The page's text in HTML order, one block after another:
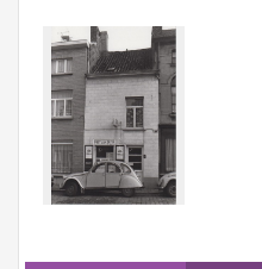
Gebeurtenis
Persoon of collectief
Downloads